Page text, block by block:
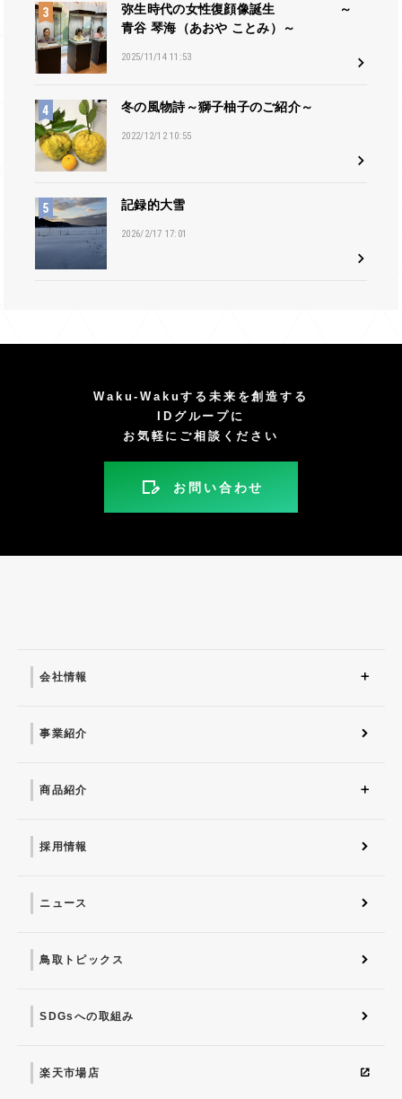
弥生時代の女性復顔像誕生 ～
青谷 琴海（あおや ことみ）～
2025/11/14 11:53
冬の風物詩～獅子柚子のご紹介～
2022/12/12 10:55
記録的大雪
2026/2/17 17:01
Waku-Wakuする未来を創造する
IDグループに
お気軽にご相談ください
お問い合わせ
会社情報
事業紹介
商品紹介
採用情報
ニュース
鳥取トピックス
SDGsへの取組み
楽天市場店